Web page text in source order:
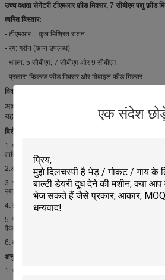
एक संदेश
उच्च दक्षता सेनेटरी टीएमआर फ़ीड मिक्सर, 7 सीबीएम पशु फ़ीड
त्वरित विस्तार:
- टीएमआर = कुल मिश्रित राशन
- रंग: ग्रीन (अन्य उपलब्ध)
- क्षमता: 5 सीबीएम, 7 सीबीएम और 9 सीबीएम
- प्रकार: फिक्स्ड फीड मिक्सर और मोबाइल फीड मिक्सर
विवरण:
आदर्श टीएमआर खिला मिक्सर घास, घास और अन्य गाय
यह बड़े और मध्यम खेती में व्यापक रूप से उपयोग किया
विशेषताएं:
1. प्रूफिंग सामग्री को अतिप्रवाह से रोकने के लिए बॉक्स के शीर्ष
ताकि मशीन फर्म और स्थिर को बनाए रखने के साथ-साथ मात्रा
2.अगर ब्लेड को स्नेहक मुक्त बनाया गया था जिससे गलती की दर
3. ग्रेड दो reducer सुसज्जित जो टोक़ उत्पादन में वृद्धि होगी,
स्थायित्व का विस्तार करें।
4. इलेक्ट्रॉनिक टाइमर अच्छी तरह से सरगर्मी के समय नियंत्रण
5. सामग्री आउटलेट स्वतंत्र हाइड्रोलिक दबाव द्वारा
वैकल्पिक रूप से नियंत्रित किया जा सके।
6. मशीन को तामचीनी रंग के साथ चित्रित किया गया था जो
अनुप्रयोगों:
1. गाय / पशु डेयरी फार्म में प्रयुक्त;